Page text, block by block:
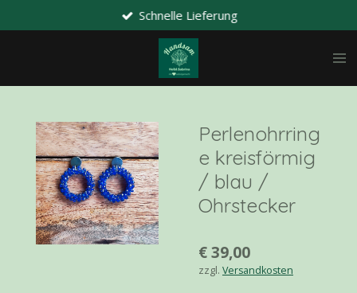
Hauptinhalt
Schnelle Lieferung
Perlenohrring
e kreisförmig
/ blau /
Ohrstecker
€ 39,00
zzgl. Versandkosten